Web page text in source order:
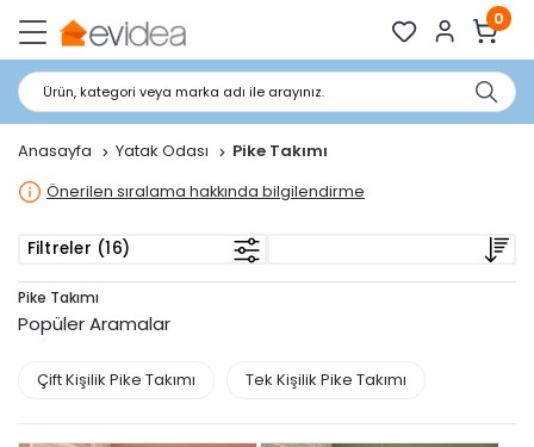
0
Ürün, kategori veya marka adı ile arayınız.
Anasayfa Yatak Odası Pike Takımı
Önerilen sıralama hakkında bilgilendirme
Filtreler (16)
Pike Takımı
Popüler Aramalar
Çift Kişilik Pike Takımı Tek Kişilik Pike Takımı